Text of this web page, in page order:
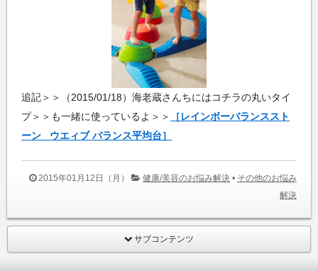
追記＞＞（2015/01/18）海老蔵さんちにはコチラの丸いタイ
プ＞＞も一緒に使っているよ＞＞
［レインボーバランススト
ーン ウエィブ バランス平均台］
2015年01月12日（月） 健康/美容のお悩み解決 • その他のお悩み
解決
サブコンテンツ